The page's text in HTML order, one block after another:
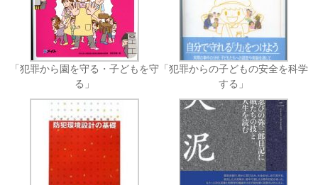
「犯罪から園を守る・子どもを守
る」
「犯罪からの子どもの安全を科学
する」